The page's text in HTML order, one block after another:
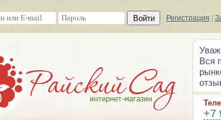
Войти Регистрация
Вся
+7